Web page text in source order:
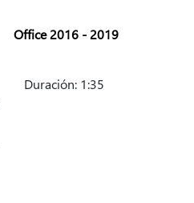
Office 2016 - 2019
Duración: 1:35